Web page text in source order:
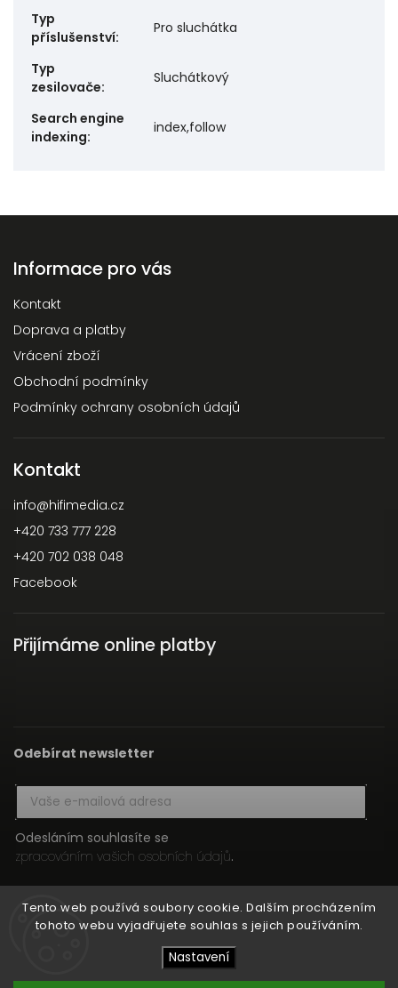
Tento web používá soubory cookie. Dalším procházením
tohoto webu vyjadřujete souhlas s jejich používáním.
Nastavení
Typ
příslušenství:
Pro sluchátka
Typ
zesilovače:
Sluchátkový
Search engine
indexing:
index,follow
Informace pro vás
Kontakt
Doprava a platby
Vrácení zboží
Obchodní podmínky
Podmínky ochrany osobních údajů
Kontakt
info@hifimedia.cz
+420 733 777 228
+420 702 038 048
Facebook
Přijímáme online platby
Odebírat newsletter
Odesláním souhlasíte se
zpracováním vašich osobních údajů.
HIFI MEDIA. Všechna práva vyhrazena.